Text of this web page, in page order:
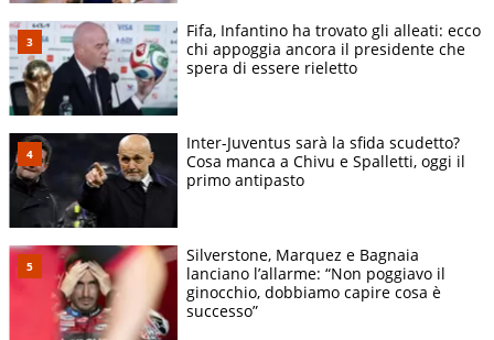
Fifa, Infantino ha trovato gli alleati: ecco
chi appoggia ancora il presidente che
spera di essere rieletto
Inter-Juventus sarà la sfida scudetto?
Cosa manca a Chivu e Spalletti, oggi il
primo antipasto
Silverstone, Marquez e Bagnaia
lanciano l’allarme: “Non poggiavo il
ginocchio, dobbiamo capire cosa è
successo”